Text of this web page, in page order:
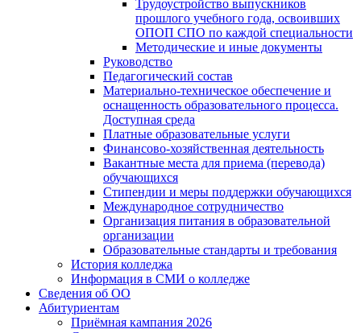
Трудоустройство выпускников
прошлого учебного года, освоивших
ОПОП СПО по каждой специальности
Методические и иные документы
Руководство
Педагогический состав
Материально-техническое обеспечение и
оснащенность образовательного процесса.
Доступная среда
Платные образовательные услуги
Финансово-хозяйственная деятельность
Вакантные места для приема (перевода)
обучающихся
Стипендии и меры поддержки обучающихся
Международное сотрудничество
Организация питания в образовательной
организации
Образовательные стандарты и требования
История колледжа
Информация в СМИ о колледже
Сведения об ОО
Абитуриентам
Приёмная кампания 2026